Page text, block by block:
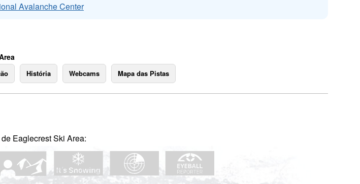
Avalanche Center
História Webcams Mapa das Pistas
Eaglecrest Ski Area: